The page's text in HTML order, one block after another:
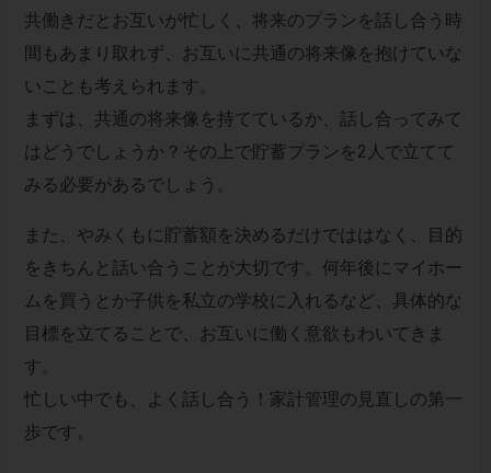
共働きだとお互いが忙しく、将来のプランを話し合う時
間もあまり取れず、お互いに共通の将来像を抱けていな
いことも考えられます。
まずは、共通の将来像を持てているか、話し合ってみて
はどうでしょうか？その上で貯蓄プランを2人で立てて
みる必要があるでしょう。
また、やみくもに貯蓄額を決めるだけでははなく、目的
をきちんと話い合うことが大切です。何年後にマイホー
ムを買うとか子供を私立の学校に入れるなど、具体的な
目標を立てることで、お互いに働く意欲もわいてきま
す。
忙しい中でも、よく話し合う！家計管理の見直しの第一
歩です。